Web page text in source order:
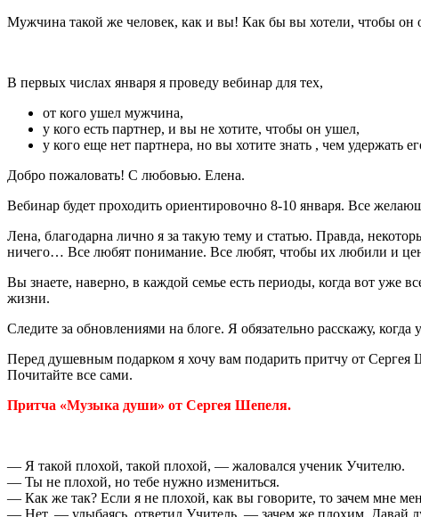
Мужчина такой же человек, как и вы! Как бы вы хотели, чтобы он
В первых числах января я проведу вебинар для тех,
от кого ушел мужчина,
у кого есть партнер, и вы не хотите, чтобы он ушел,
у кого еще нет партнера, но вы хотите знать , чем удержать
Добро пожаловать! С любовью. Елена.
Вебинар будет проходить ориентировочно 8-10 января. Все
Лена, благодарна лично я за такую тему и статью. Правда,
ничего… Все любят понимание. Все любят, чтобы их любили и
Вы знаете, наверно, в каждой семье есть периоды, когда вот уже
жизни.
Следите за обновлениями на блоге. Я обязательно расскажу, когда
Перед душевным подарком я хочу вам подарить притчу от
Почитайте все сами.
Притча «Музыка души» от Сергея Шепеля.
— Я такой плохой, такой плохой, — жаловался ученик Учителю.
— Ты не плохой, но тебе нужно измениться.
— Как же так? Если я не плохой, как вы говорите, то зачем мне
— Нет, — улыбаясь, ответил Учитель, — зачем же плохим. Давай